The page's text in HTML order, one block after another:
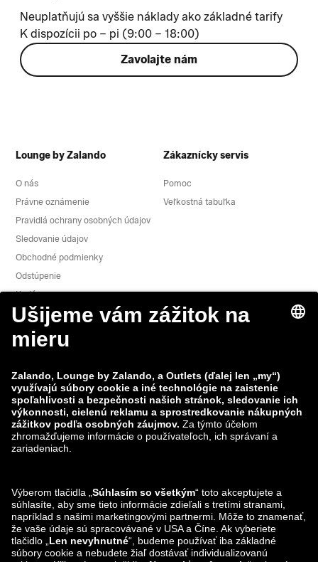
Neuplatňujú sa vyššie náklady ako základné tarify
K dispozícii po – pi (9:00 – 18:00)
Zavolajte nám
Lounge by Zalando
O nás
Právne oznámenie
Pravidlá ochrany osobných údajov
Sledovanie údajov
Obchodné podmienky
Odstúpenie
Kariéra
Nahlásiť slabé miesto
Bezpečnosť výrobkov
Zákaznícky servis
Pomoc
Veľkostná tabuľka
Zalando
ABOUT YOU
Lounge by Zalando aplikácie